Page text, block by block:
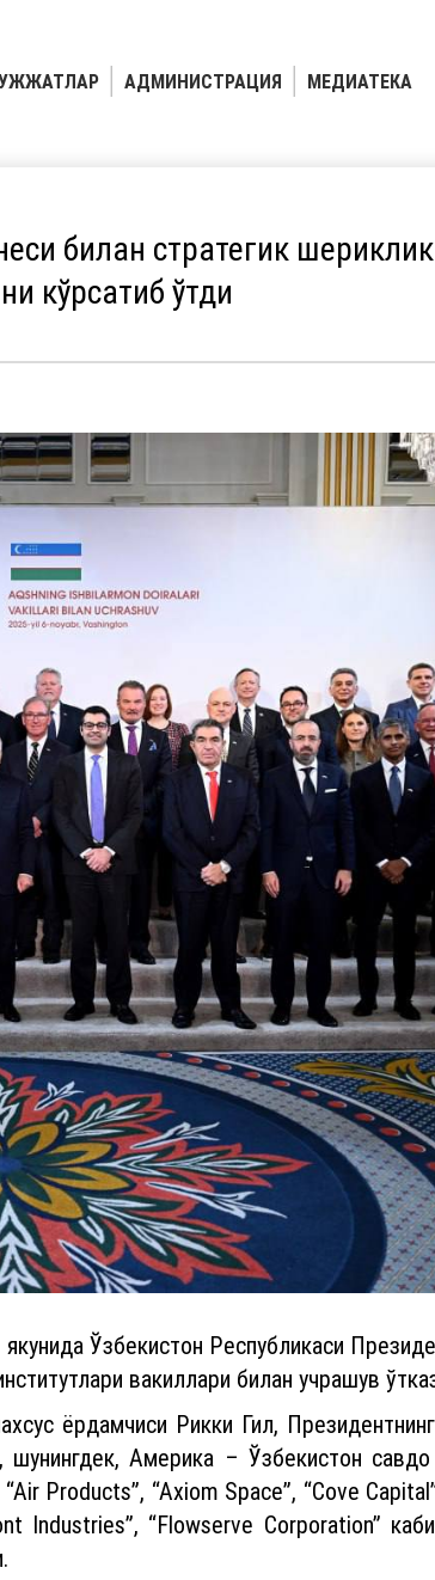
АДМИНИСТРАЦИЯ
МЕДИАТЕКА
билан стратегик
кўрсатиб ўтди
Ўзбекистон Республикаси
вакиллари билан учрашув
ёрдамчиси Рикки Гил,
Америка – Ўзбекистон савдо
“Air Products”, “Axiom Space”, “Cove
Industries”, “Flowserve Corporation”